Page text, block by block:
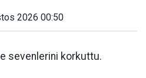
2026 00:50
sevenlerini korkuttu.